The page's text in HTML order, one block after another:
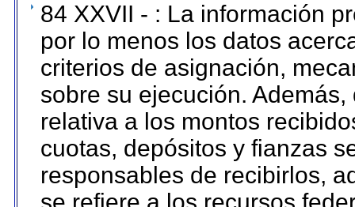
84 XXVII - : La información
por lo menos los datos
criterios de asignación,
sobre su ejecución.
relativa a los montos
cuotas, depósitos y fianzas
responsables de recibirlos,